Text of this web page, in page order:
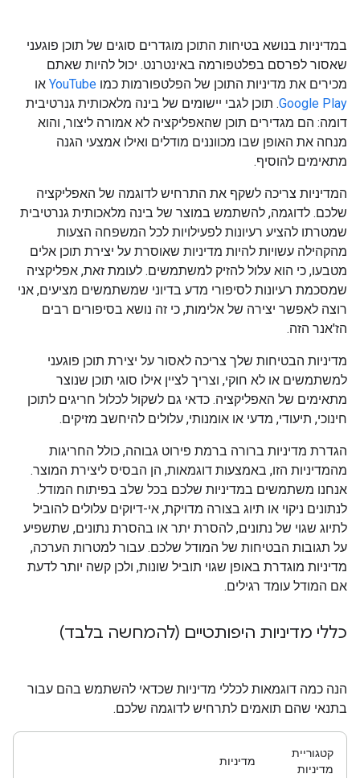
במדיניות בנושא בטיחות התוכן מוגדרים סוגים של תוכן פוגעני
שאסור לפרסם בפלטפורמה באינטרנט. יכול להיות שאתם
מכירים את מדיניות התוכן של הפלטפורמות כמו YouTube או
Google Play. תוכן לגבי יישומים של בינה מלאכותית גנרטיבית
דומה: הם מגדירים תוכן שהאפליקציה לא אמורה ליצור, והוא
מנחה את האופן שבו מכווננים מודלים ואילו אמצעי הגנה
מתאימים להוסיף.
המדיניות צריכה לשקף את התרחיש לדוגמה של האפליקציה
שלכם. לדוגמה, להשתמש במוצר של בינה מלאכותית גנרטיבית
שמטרתו להציע רעיונות לפעילויות לכל המשפחה הצעות
מהקהילה עשויות להיות מדיניות שאוסרת על יצירת תוכן אלים
מטבעו, כי הוא עלול להזיק למשתמשים. לעומת זאת, אפליקציה
שמסכמת רעיונות לסיפורי מדע בדיוני שמשתמשים מציעים, אני
רוצה לאפשר יצירה של אלימות, כי זה נושא בסיפורים רבים
הז'אנר הזה.
מדיניות הבטיחות שלך צריכה לאסור על יצירת תוכן פוגעני
למשתמשים או לא חוקי, וצריך לציין אילו סוגי תוכן שנוצר
מתאימים של האפליקציה. כדאי גם לשקול לכלול חריגים לתוכן
חינוכי, תיעודי, מדעי או אומנותי, עלולים להיחשב מזיקים.
הגדרת מדיניות ברורה ברמת פירוט גבוהה, כולל החריגות
מהמדיניות הזו, באמצעות דוגמאות, הן הבסיס ליצירת המוצר.
אנחנו משתמשים במדיניות שלכם בכל שלב בפיתוח המודל.
לנתונים ניקוי או תיוג בצורה מדויקת, אי-דיוקים עלולים להוביל
לתיוג שגוי של נתונים, להסרת יתר או בהסרת נתונים, שתשפיע
על תגובות הבטיחות של המודל שלכם. עבור למטרות הערכה,
מדיניות מוגדרת באופן שגוי תוביל שונות, ולכן קשה יותר לדעת
אם המודל עומד רגילים.
כללי מדיניות היפותטיים (להמחשה בלבד)
הנה כמה דוגמאות לכללי מדיניות שכדאי להשתמש בהם עבור
בתנאי שהם תואמים לתרחיש לדוגמה שלכם.
קטגוריית
מדיניות
מדיניות